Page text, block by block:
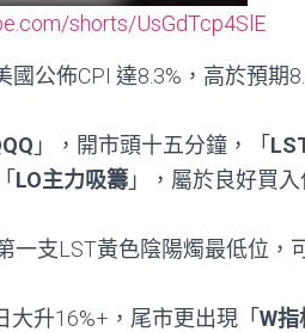
shorts/UsGdTcp4SlE
國公佈CPI 達8.3%，高於預期
」，開市頭十五分鐘，「
LO主力吸籌 」，屬於良好買入
一支LST黃色陰陽燭最低位，
大升16%+，尾市更出現「 W指